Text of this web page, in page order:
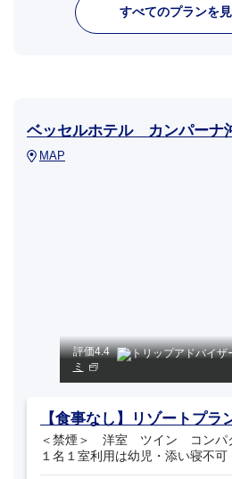
すべてのプランを
ベッセルホテル カンパーナ
MAP
評価4.4
ミ
【食事なし】リゾートプラ
＜禁煙＞ 洋室 ツイン コン
１名１室利用は幼児・添い寝不可